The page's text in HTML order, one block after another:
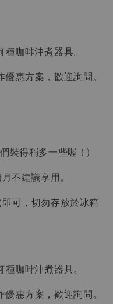
咖啡沖煮器具。
惠方案，歡迎詢問。
裝得稍多一些喔！)
不建議享用。
可，切勿存放於冰箱
咖啡沖煮器具。
惠方案，歡迎詢問。